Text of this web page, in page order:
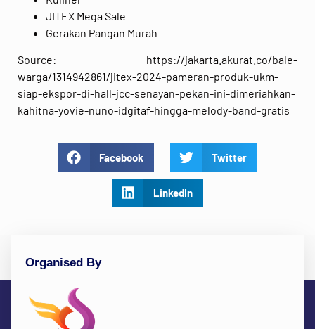
JITEX Mega Sale
Gerakan Pangan Murah
Source: https://jakarta.akurat.co/bale-
warga/1314942861/jitex-2024-pameran-produk-ukm-
siap-ekspor-di-hall-jcc-senayan-pekan-ini-dimeriahkan-
kahitna-yovie-nuno-idgitaf-hingga-melody-band-gratis
Facebook Twitter
LinkedIn
Organised By